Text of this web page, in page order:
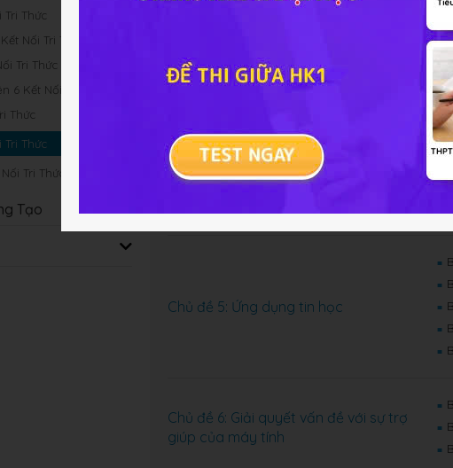
Thức
Nối Tri Thức
Tri Thức
6 Kết Nối Tri Thức
Thức
Tri Thức
Tri Thức
Tạo
■
■
■
■
Chủ đề 4: Đạo đức, pháp luật và văn
Chủ đề 5: Ứng dụng tin học
■
■
■
■
■
Chủ đề 6: Giải quyết vấn đề với sự trợ
giúp của máy tính
■
■
■